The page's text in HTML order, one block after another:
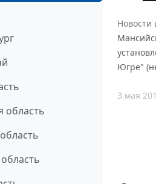
область
Новости
Югре"
3 мая